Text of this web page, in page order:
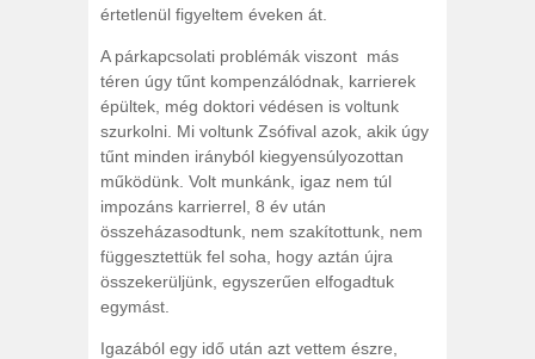
értetlenül figyeltem éveken át.
A párkapcsolati problémák viszont más
téren úgy tűnt kompenzálódnak, karrierek
épültek, még doktori védésen is voltunk
szurkolni. Mi voltunk Zsófival azok, akik úgy
tűnt minden irányból kiegyensúlyozottan
működünk. Volt munkánk, igaz nem túl
impozáns karrierrel, 8 év után
összeházasodtunk, nem szakítottunk, nem
függesztettük fel soha, hogy aztán újra
összekerüljünk, egyszerűen elfogadtuk
egymást.
Igazából egy idő után azt vettem észre,